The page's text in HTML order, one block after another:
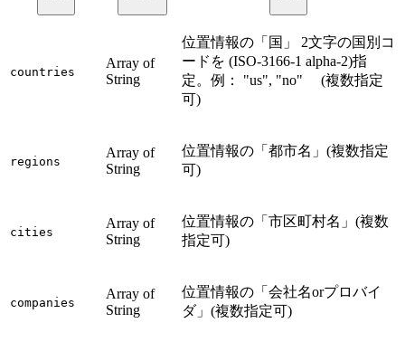
countries
Array of
String
位置情報の「国」 2文字の国別コ
ードを (ISO-3166-1 alpha-2)指
定。例： "us", "no" (複数指定
可)
regions
Array of
String
位置情報の「都市名」(複数指定
可)
cities
Array of
String
位置情報の「市区町村名」(複数
指定可)
companies
Array of
String
位置情報の「会社名orプロバイ
ダ」(複数指定可)